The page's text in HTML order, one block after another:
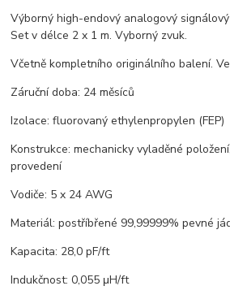
Výborný high-endový analogový
Set v délce 2 x 1 m. Vyborný zvuk.
Včetně kompletního originálního balení.
Záruční doba: 24 měsíců
Izolace: fluorovaný ethylenpropylen (FEP)
Konstrukce: mechanicky vyladěné
provedení
Vodiče: 5 x 24 AWG
Materiál: postříbřené 99,99999% pevné
Kapacita: 28,0 pF/ft
Indukčnost: 0,055 μH/ft